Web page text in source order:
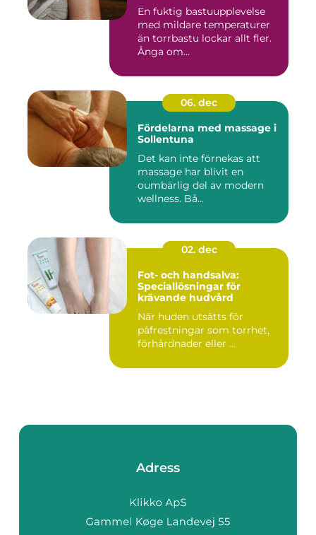
En fuktig bastuupplevelse
med mildare temperaturer
än torrbastu lockar allt fler.
Ånga om...
06. dec
Fördelarna med massage i
Sollentuna
Det kan inte förnekas att
massage har blivit en
oumbärlig del av modern
wellness. Bå...
02. dec
Fot- och handsalva:
Speciallösningar för
krävande hudvård
När huden utsätts för
påfrestningar som torrhet,
förhårdnader eller ...
Adress